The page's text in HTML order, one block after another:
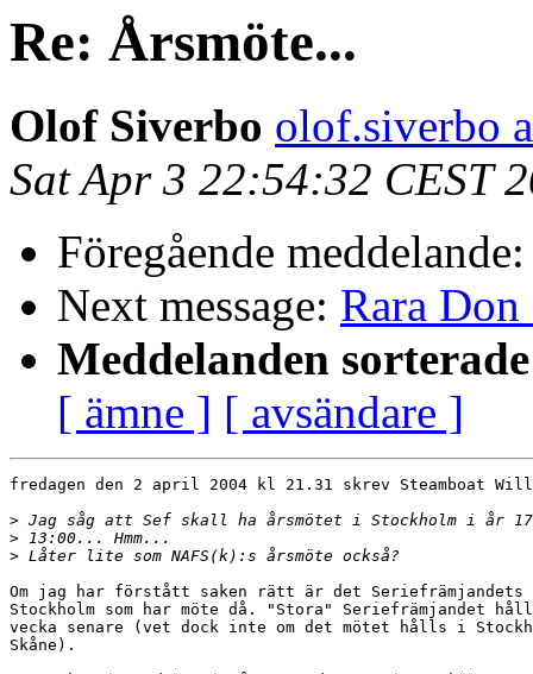
Re: Årsmöte...
Olof Siverbo olof.siverbo
Sat Apr 3 22:54:32 CEST
Föregående
Next message: Rara Don
Meddelanden
[ ämne ] [ avsändare ]
fredagen den 2 april 2004 kl 21.31 skrev Steamboat
>
>
>
Om jag har förstått saken rätt är det
Stockholm som har möte då. "Stora" Seriefrämjandet
vecka senare (vet dock inte om det mötet hålls i
Skåne).